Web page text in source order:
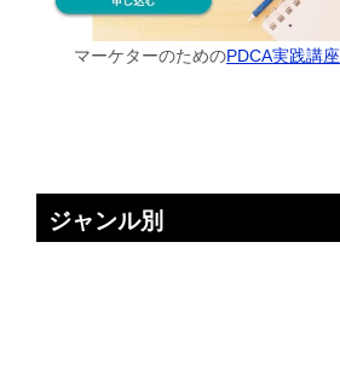
マーケターのためのPDCA実践講座
ジャンル別